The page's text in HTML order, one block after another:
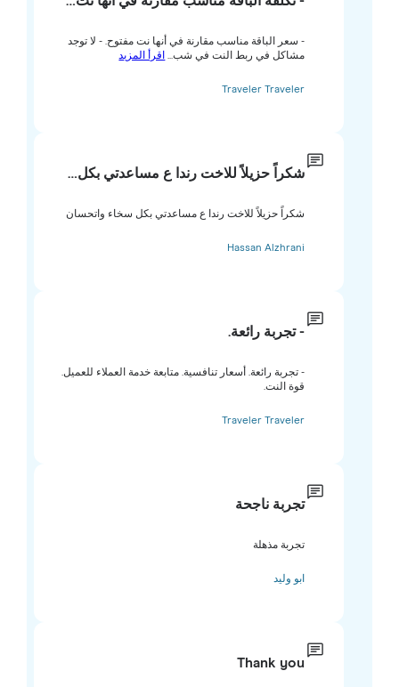
- سعر الباقة مناسب مقارنة في أنها نت مفتوح. - لا توجد
مشاكل في ربط النت في شب...اقرأ المزيد
Traveler Traveler
شكراً حزيلاً للاخت رندا ع مساعدتي بكل…
شكراً حزيلاً للاخت رندا ع مساعدتي بكل سخاء واتحسان
Hassan Alzhrani
- تجربة رائعة.
- تجربة رائعة. أسعار تنافسية. متابعة خدمة العملاء للعميل.
قوة النت.
Traveler Traveler
تجربة ناجحة
تجربة مذهلة
Thank you